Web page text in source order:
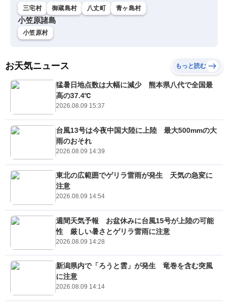
三宅村 御蔵島村 八丈町 青ヶ島村
小笠原諸島
小笠原村
お天気ニュース もっと読む
猛暑日地点数は大幅に減少 熊本県八代で全国最
高の37.4℃
2026.08.09 15:37
台風13号は今夜中国大陸に上陸 最大500mmの大
雨のおそれ
2026.08.09 14:39
東北の広範囲でゲリラ雷雨が発生 天気の急変に
注意
2026.08.09 14:54
週間天気予報 お盆休みに台風15号が上陸の可能
性 厳しい暑さとゲリラ雷雨に注意
2026.08.09 14:28
新潟県内で「ろうと雲」が発生 竜巻を含む突風
に注意
2026.08.09 14:14